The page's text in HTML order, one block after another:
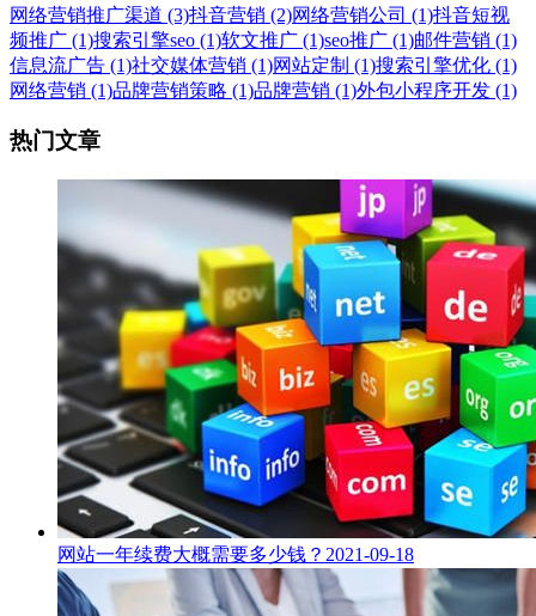
网络营销推广渠道 (3)抖音营销 (2)网络营销公司 (1)抖音短视
频推广 (1)搜索引擎seo (1)软文推广 (1)seo推广 (1)邮件营销 (1)
信息流广告 (1)社交媒体营销 (1)网站定制 (1)搜索引擎优化 (1)
网络营销 (1)品牌营销策略 (1)品牌营销 (1)外包小程序开发 (1)
热门文章
网站一年续费大概需要多少钱？ 2021-09-18